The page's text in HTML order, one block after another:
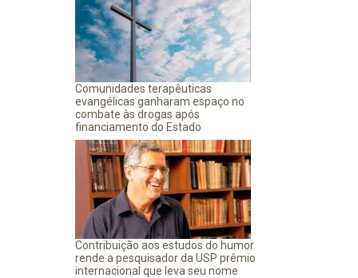
Comunidades terapêuticas
evangélicas ganharam espaço no
combate às drogas após
financiamento do Estado
Contribuição aos estudos do humor
rende a pesquisador da USP prêmio
internacional que leva seu nome